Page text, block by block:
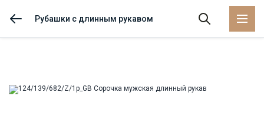
Рубашки с длинным рукавом